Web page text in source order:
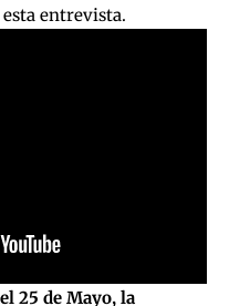
esta entrevista.
25 de Mayo, la